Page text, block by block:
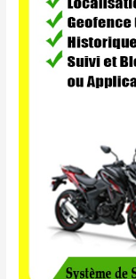
Suivi